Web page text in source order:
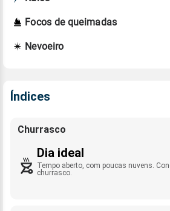
Focos de queimadas
Nevoeiro
Índices
Churrasco
Dia ideal
Tempo aberto, com poucas nuvens.
churrasco.